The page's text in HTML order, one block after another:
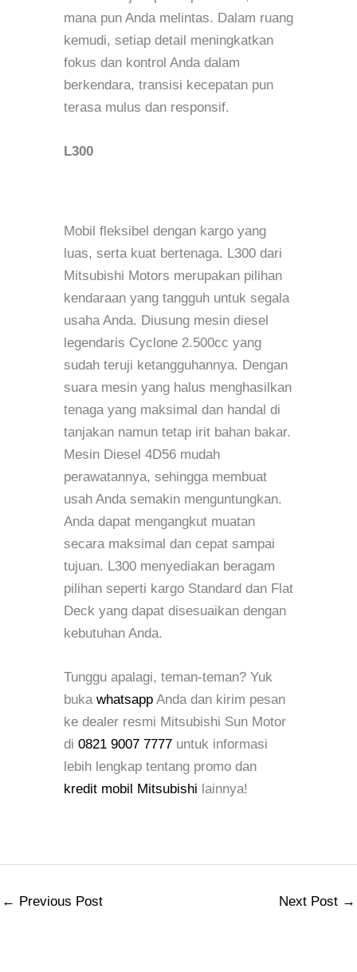
mana pun Anda melintas. Dalam ruang
kemudi, setiap detail meningkatkan
fokus dan kontrol Anda dalam
berkendara, transisi kecepatan pun
terasa mulus dan responsif.
L300
Mobil fleksibel dengan kargo yang
luas, serta kuat bertenaga. L300 dari
Mitsubishi Motors merupakan pilihan
kendaraan yang tangguh untuk segala
usaha Anda. Diusung mesin diesel
legendaris Cyclone 2.500cc yang
sudah teruji ketangguhannya. Dengan
suara mesin yang halus menghasilkan
tenaga yang maksimal dan handal di
tanjakan namun tetap irit bahan bakar.
Mesin Diesel 4D56 mudah
perawatannya, sehingga membuat
usah Anda semakin menguntungkan.
Anda dapat mengangkut muatan
secara maksimal dan cepat sampai
tujuan. L300 menyediakan beragam
pilihan seperti kargo Standard dan Flat
Deck yang dapat disesuaikan dengan
kebutuhan Anda.
Tunggu apalagi, teman-teman? Yuk
buka whatsapp Anda dan kirim pesan
ke dealer resmi Mitsubishi Sun Motor
di 0821 9007 7777 untuk informasi
lebih lengkap tentang promo dan
kredit mobil Mitsubishi lainnya!
← Previous Post Next Post →